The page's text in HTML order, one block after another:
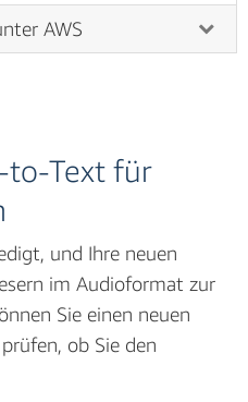
AWS
Amazon Polly-
auswählen oder
Pollycast-Feeds
wie man zur
gelangt!
SeiteAWSaus und
müssen Ihre AWS-
das Plugin Zugriff auf
to-Text für
und Ihre neuen
im Audioformat zur
Sie einen neuen
ob Sie den